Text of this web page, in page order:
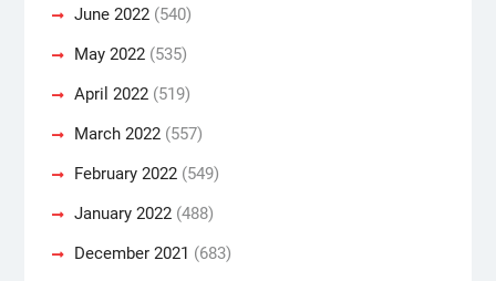
June 2022(540)
May 2022(535)
April 2022(519)
March 2022(557)
February 2022(549)
January 2022(488)
December 2021 (683)